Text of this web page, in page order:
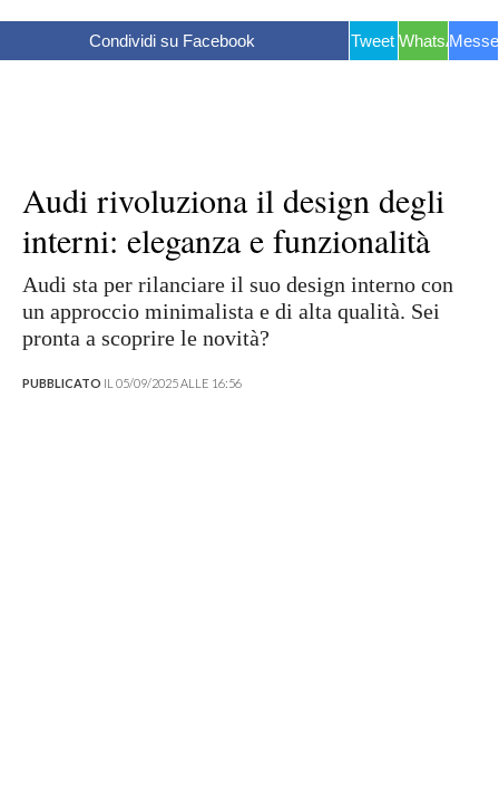
Condividi su Facebook Tweet WhatsApp
Audi rivoluziona il design degli
interni: eleganza e funzionalità
Audi sta per rilanciare il suo design interno con
un approccio minimalista e di alta qualità. Sei
pronta a scoprire le novità?
PUBBLICATO IL 05/09/2025 ALLE 16:56